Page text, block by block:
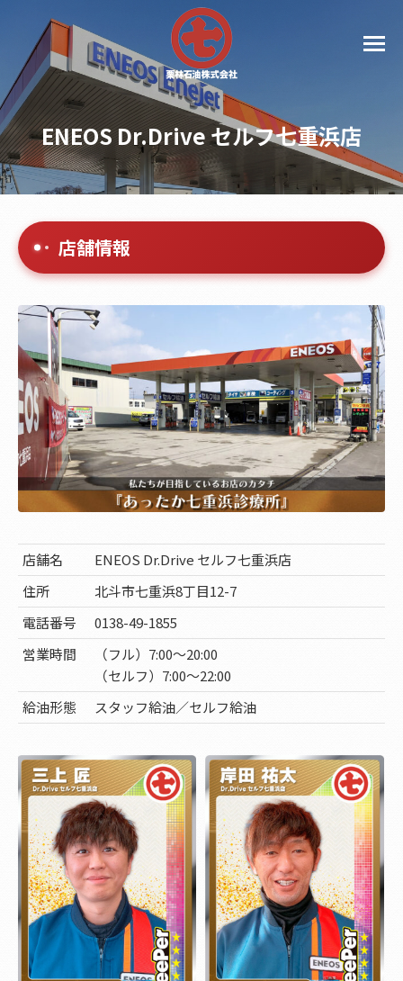
ENEOS Dr.Drive セルフ七重浜店
店舗情報
店舗名
ENEOS Dr.Drive セルフ七重浜店
住所
北斗市七重浜8丁目12-7
電話番号
0138-49-1855
営業時間
（フル）7:00～20:00
（セルフ）7:00～22:00
給油形態
スタッフ給油／セルフ給油